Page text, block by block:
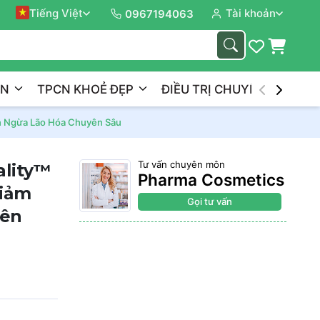
Tiếng Việt 0967194063 Tài khoản
TPCN KHOẺ ĐẸP ĐIỀU TRỊ CHUYÊN NGHIỆP
Lão Hóa Chuyên Sâu
Tư vấn chuyên môn
Pharma Cosmetics
Gọi tư vấn